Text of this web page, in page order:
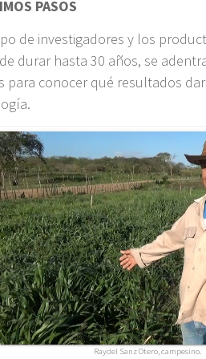
PASOS
de investigadores y los
durar hasta 30 años, se
para conocer qué resultados
Raydel Sanz Otero, campesino.